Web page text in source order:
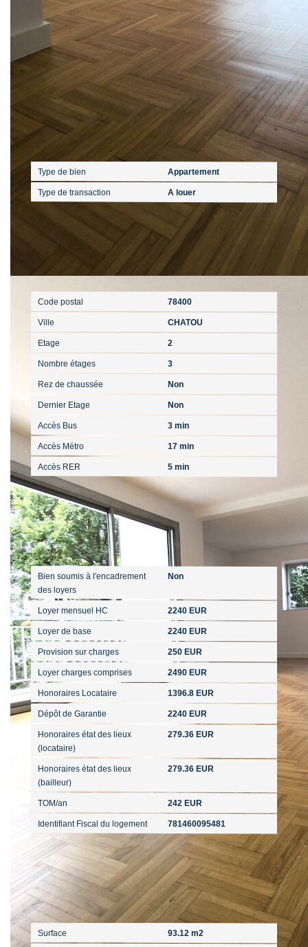
des Risques et Pollutions). Pour en savoir plus,
rendez-vous surhttps://www.georisques.gouv.fr/
Caractéristiques détaillées
Type de bien Appartement
Type de transaction A louer
Localisation
Code postal 78400
Ville CHATOU
Etage 2
Nombre étages 3
Rez de chaussée Non
Dernier Etage Non
Accès Bus 3 min
Accès Métro 17 min
Accès RER 5 min
Aspects financiers
Bien soumis à l'encadrement
des loyers
Non
Loyer mensuel HC 2240 EUR
Loyer de base 2240 EUR
Provision sur charges 250 EUR
Loyer charges comprises 2490 EUR
Honoraires Locataire 1396.8 EUR
Dépôt de Garantie 2240 EUR
Honoraires état des lieux
(locataire)
279.36 EUR
Honoraires état des lieux
(bailleur)
279.36 EUR
TOM/an 242 EUR
Identifiant Fiscal du logement 781460095481
Surfaces
Surface 93.12 m2